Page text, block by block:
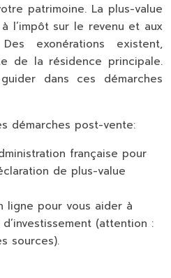
patrimoine. La plus-value
l’impôt sur le revenu et aux
exonérations existent,
de la résidence principale.
dans ces démarches
démarches post-vente:
française pour
de plus-value
ligne pour vous aider à
(attention :
sources).